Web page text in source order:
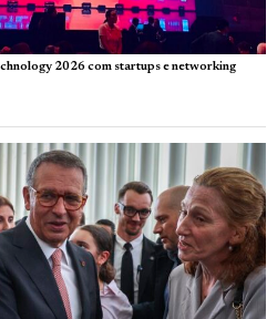
2026 com startups e networking